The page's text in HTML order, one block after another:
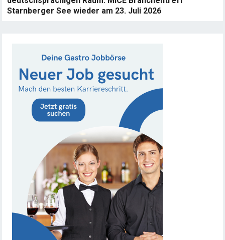
Starnberger See wieder am 23. Juli 2026